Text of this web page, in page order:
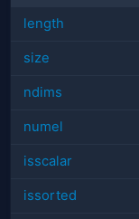
length
size
ndims
numel
isscalar
issorted